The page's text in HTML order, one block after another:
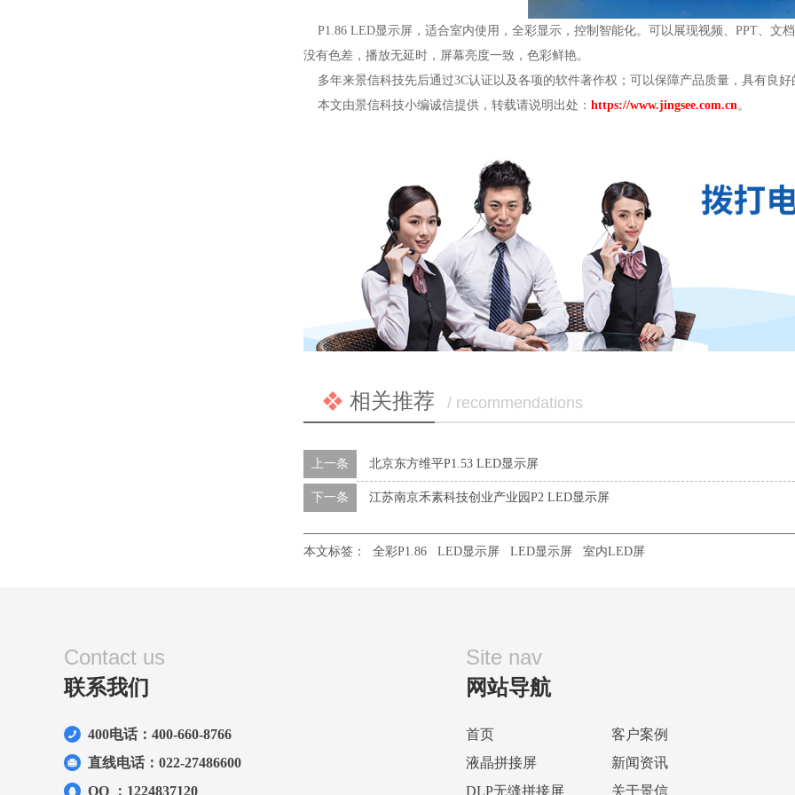
P1.86 LED显示屏，适合室内使用，全彩显示，控制智能化。可以展现视频、PPT、文
没有色差，播放无延时，屏幕亮度一致，色彩鲜艳。
多年来景信科技先后通过3C认证以及各项的软件著作权；可以保障产品质量，具有良好
本文由景信科技小编诚信提供，转载请说明出处： https://www.jingsee.com.cn。
相关推荐 / recommendations
上一条 北京东方维平P1.53 LED显示屏
下一条 江苏南京禾素科技创业产业园P2 LED显示屏
本文标签： 全彩P1.86 LED显示屏 LED显示屏 室内LED屏
Contact us
联系我们
400电话：400-660-8766
直线电话：022-27486600
QQ ：1224837120
Site nav
网站导航
首页
客户案例
液晶拼接屏
新闻资讯
DLP无缝拼接屏
关于景信